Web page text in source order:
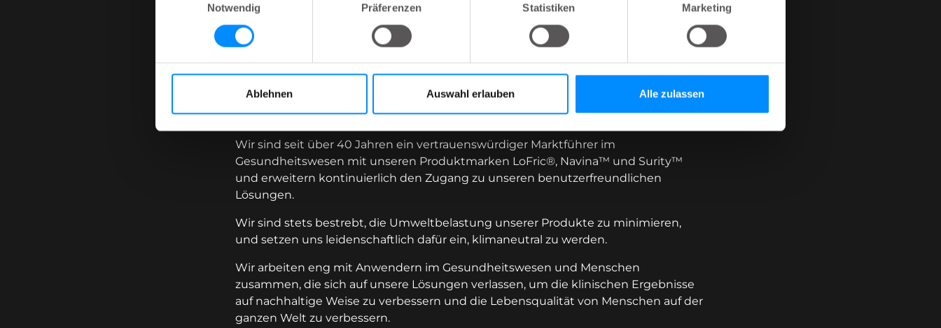
Notwendig
Präferenzen Statistiken Marketing
Ablehnen Auswahl erlauben Alle zulassen
Wellspect
Bei Wellspect entwickeln wir innovative Lösungen für die Kontinenzversorgung, die
die Lebensqualität von Menschen mit Blasen- und Darmproblemen verbessern.
Wir sind seit über 40 Jahren ein vertrauenswürdiger Marktführer im
Gesundheitswesen mit unseren Produktmarken LoFric®, Navina™ und Surity™
und erweitern kontinuierlich den Zugang zu unseren benutzerfreundlichen
Lösungen.
Wir sind stets bestrebt, die Umweltbelastung unserer Produkte zu minimieren,
und setzen uns leidenschaftlich dafür ein, klimaneutral zu werden.
Wir arbeiten eng mit Anwendern im Gesundheitswesen und Menschen
zusammen, die sich auf unsere Lösungen verlassen, um die klinischen Ergebnisse
auf nachhaltige Weise zu verbessern und die Lebensqualität von Menschen auf der
ganzen Welt zu verbessern.